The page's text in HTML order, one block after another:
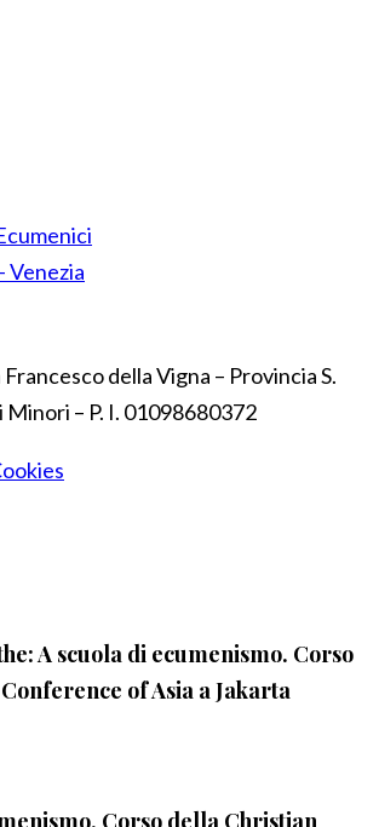
Venezia
della Vigna – Provincia S.
– P. I. 01098680372
A scuola di ecumenismo. Corso
of Asia a Jakarta
Corso della Christian